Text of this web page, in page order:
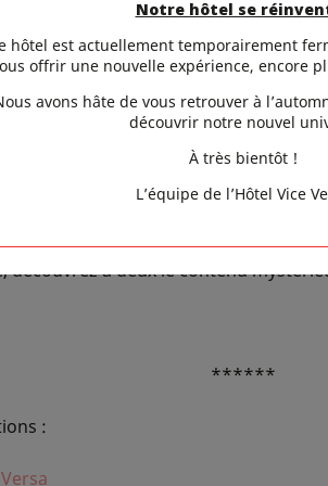
et dentelles noires de la
en forme de macaron et les
Enfin, l’Envie pourrait aussi révéler
chambre qui répond à votre
vite auprès de nos équipes et de
Versa et son audacieuse
kitch et guimauve trop souvent
découvrez à deux le contenu
******
:
Notre hôtel se
hôtel est actuellement temporairement
offrir une nouvelle expérience, encore
avons hâte de vous retrouver à
découvrir notre nouvel
À très bientôt !
L’équipe de l’Hôtel Vice